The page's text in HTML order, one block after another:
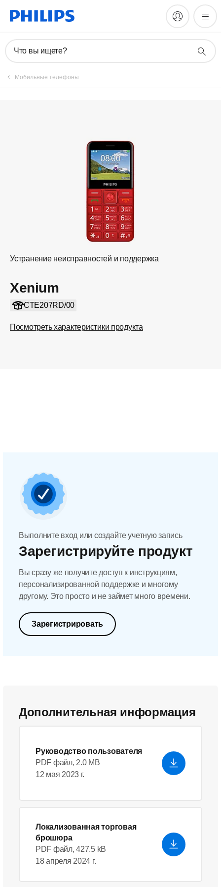
Что вы ищете?
Мобильные телефоны
Устранение неисправностей и поддержка
Xenium
CTE207RD/00
Посмотреть характеристики продукта
Зарегистрировать продукт
Выполните вход или создайте учетную запись
Зарегистрируйте продукт
Вы сразу же получите доступ к инструкциям,
персонализированной поддержке и многому
другому. Это просто и не займет много времени.
Зарегистрировать
Дополнительная информация
Руководство пользователя
PDF файл, 2.0 MB
12 мая 2023 г.
Локализованная торговая
брошюра
PDF файл, 427.5 kB
18 апреля 2024 г.